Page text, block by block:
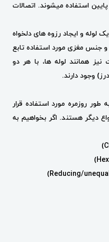
استفاده میشوند. اتصالات
و ایجاد رزوه های دلخواه
و جنس مغزی مورد استفاده تابع
همانند لوله ها، با هر دو
وجود دارند.
طور روزمره مورد استفاده قرار
دیگر هستند. اگر بخواهیم به